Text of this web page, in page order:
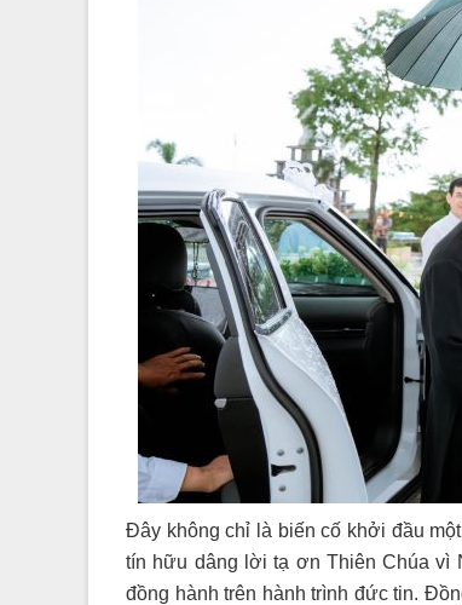
Đây không chỉ là biến cố khởi đầu
tín hữu dâng lời tạ ơn Thiên Chúa vì
đồng hành trên hành trình đức tin.